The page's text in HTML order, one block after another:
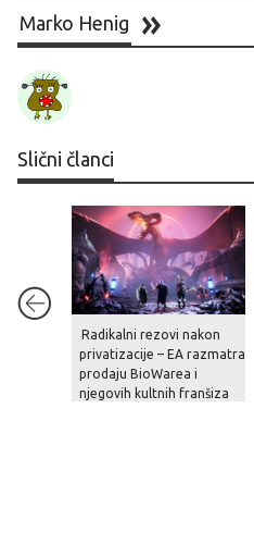
Marko Henig
Slični članci
Radikalni rezovi nakon
privatizacije – EA razmatra
prodaju BioWarea i
njegovih kultnih franšiza